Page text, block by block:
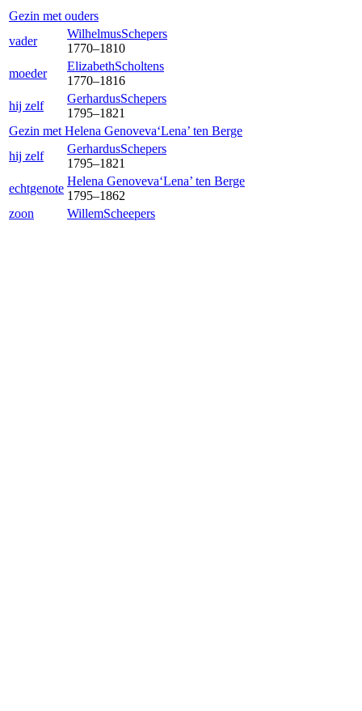
Gezin met ouders
vader
WilhelmusSchepers
1770–1810
moeder
ElizabethScholtens
1770–1816
hij zelf
GerhardusSchepers
1795–1821
Gezin met Helena Genoveva‘Lena’ ten Berge
hij zelf
GerhardusSchepers
1795–1821
echtgenote
Helena Genoveva‘Lena’ ten Berge
1795–1862
zoon
WillemScheepers